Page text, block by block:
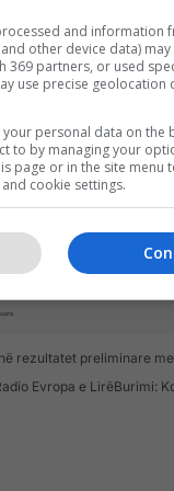
ulët e votuesve
në
rezultatet preliminare
Evropa e LirëBurimi:
and information
other device data)
369 partners, or used
use precise geolocation
personal data on the
to by managing your
page or in the site menu
cookie settings.